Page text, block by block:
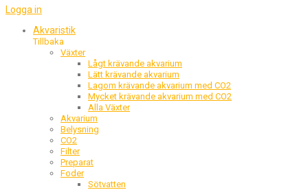
Logga in
Akvaristik
Tillbaka
Växter
Lågt krävande akvarium
Lätt krävande akvarium
Lagom krävande akvarium med CO2
Mycket krävande akvarium med CO2
Alla Växter
Akvarium
Belysning
CO2
Filter
Preparat
Foder
Sötvatten